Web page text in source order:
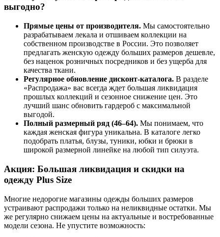
выгодно?
Прямые цены от производителя. Мы самостоятельно
разрабатываем лекала и отшиваем коллекции на
собственном производстве в России. Это позволяет
предлагать женскую одежду больших размеров дешевле,
без наценок розничных посредников и без ущерба для
качества ткани.
Регулярное обновление дисконт-каталога. В разделе
«Распродажа» вас всегда ждет большая ликвидация
прошлых коллекций и сезонное снижение цен. Это
лучший шанс обновить гардероб с максимальной
выгодой.
Полный размерный ряд (46–64). Мы понимаем, что
каждая женская фигура уникальна. В каталоге легко
подобрать платья, блузы, туники, юбки и брюки в
широкой размерной линейке на любой тип силуэта.
Акция: Большая ликвидация и скидки на
одежду Plus Size
Многие недорогие магазины одежды больших размеров
устраивают распродажи только на неликвидные остатки. Мы
же регулярно снижаем цены на актуальные и востребованные
модели сезона. Не упустите возможность: